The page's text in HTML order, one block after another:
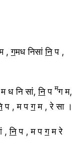
,गमध निसांनिप ,
ध नि सां,निप मग म,
प , म पगम , रे सा ।
,निप , म पगम रे